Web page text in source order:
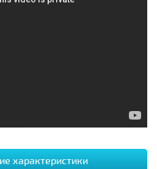
характеристики